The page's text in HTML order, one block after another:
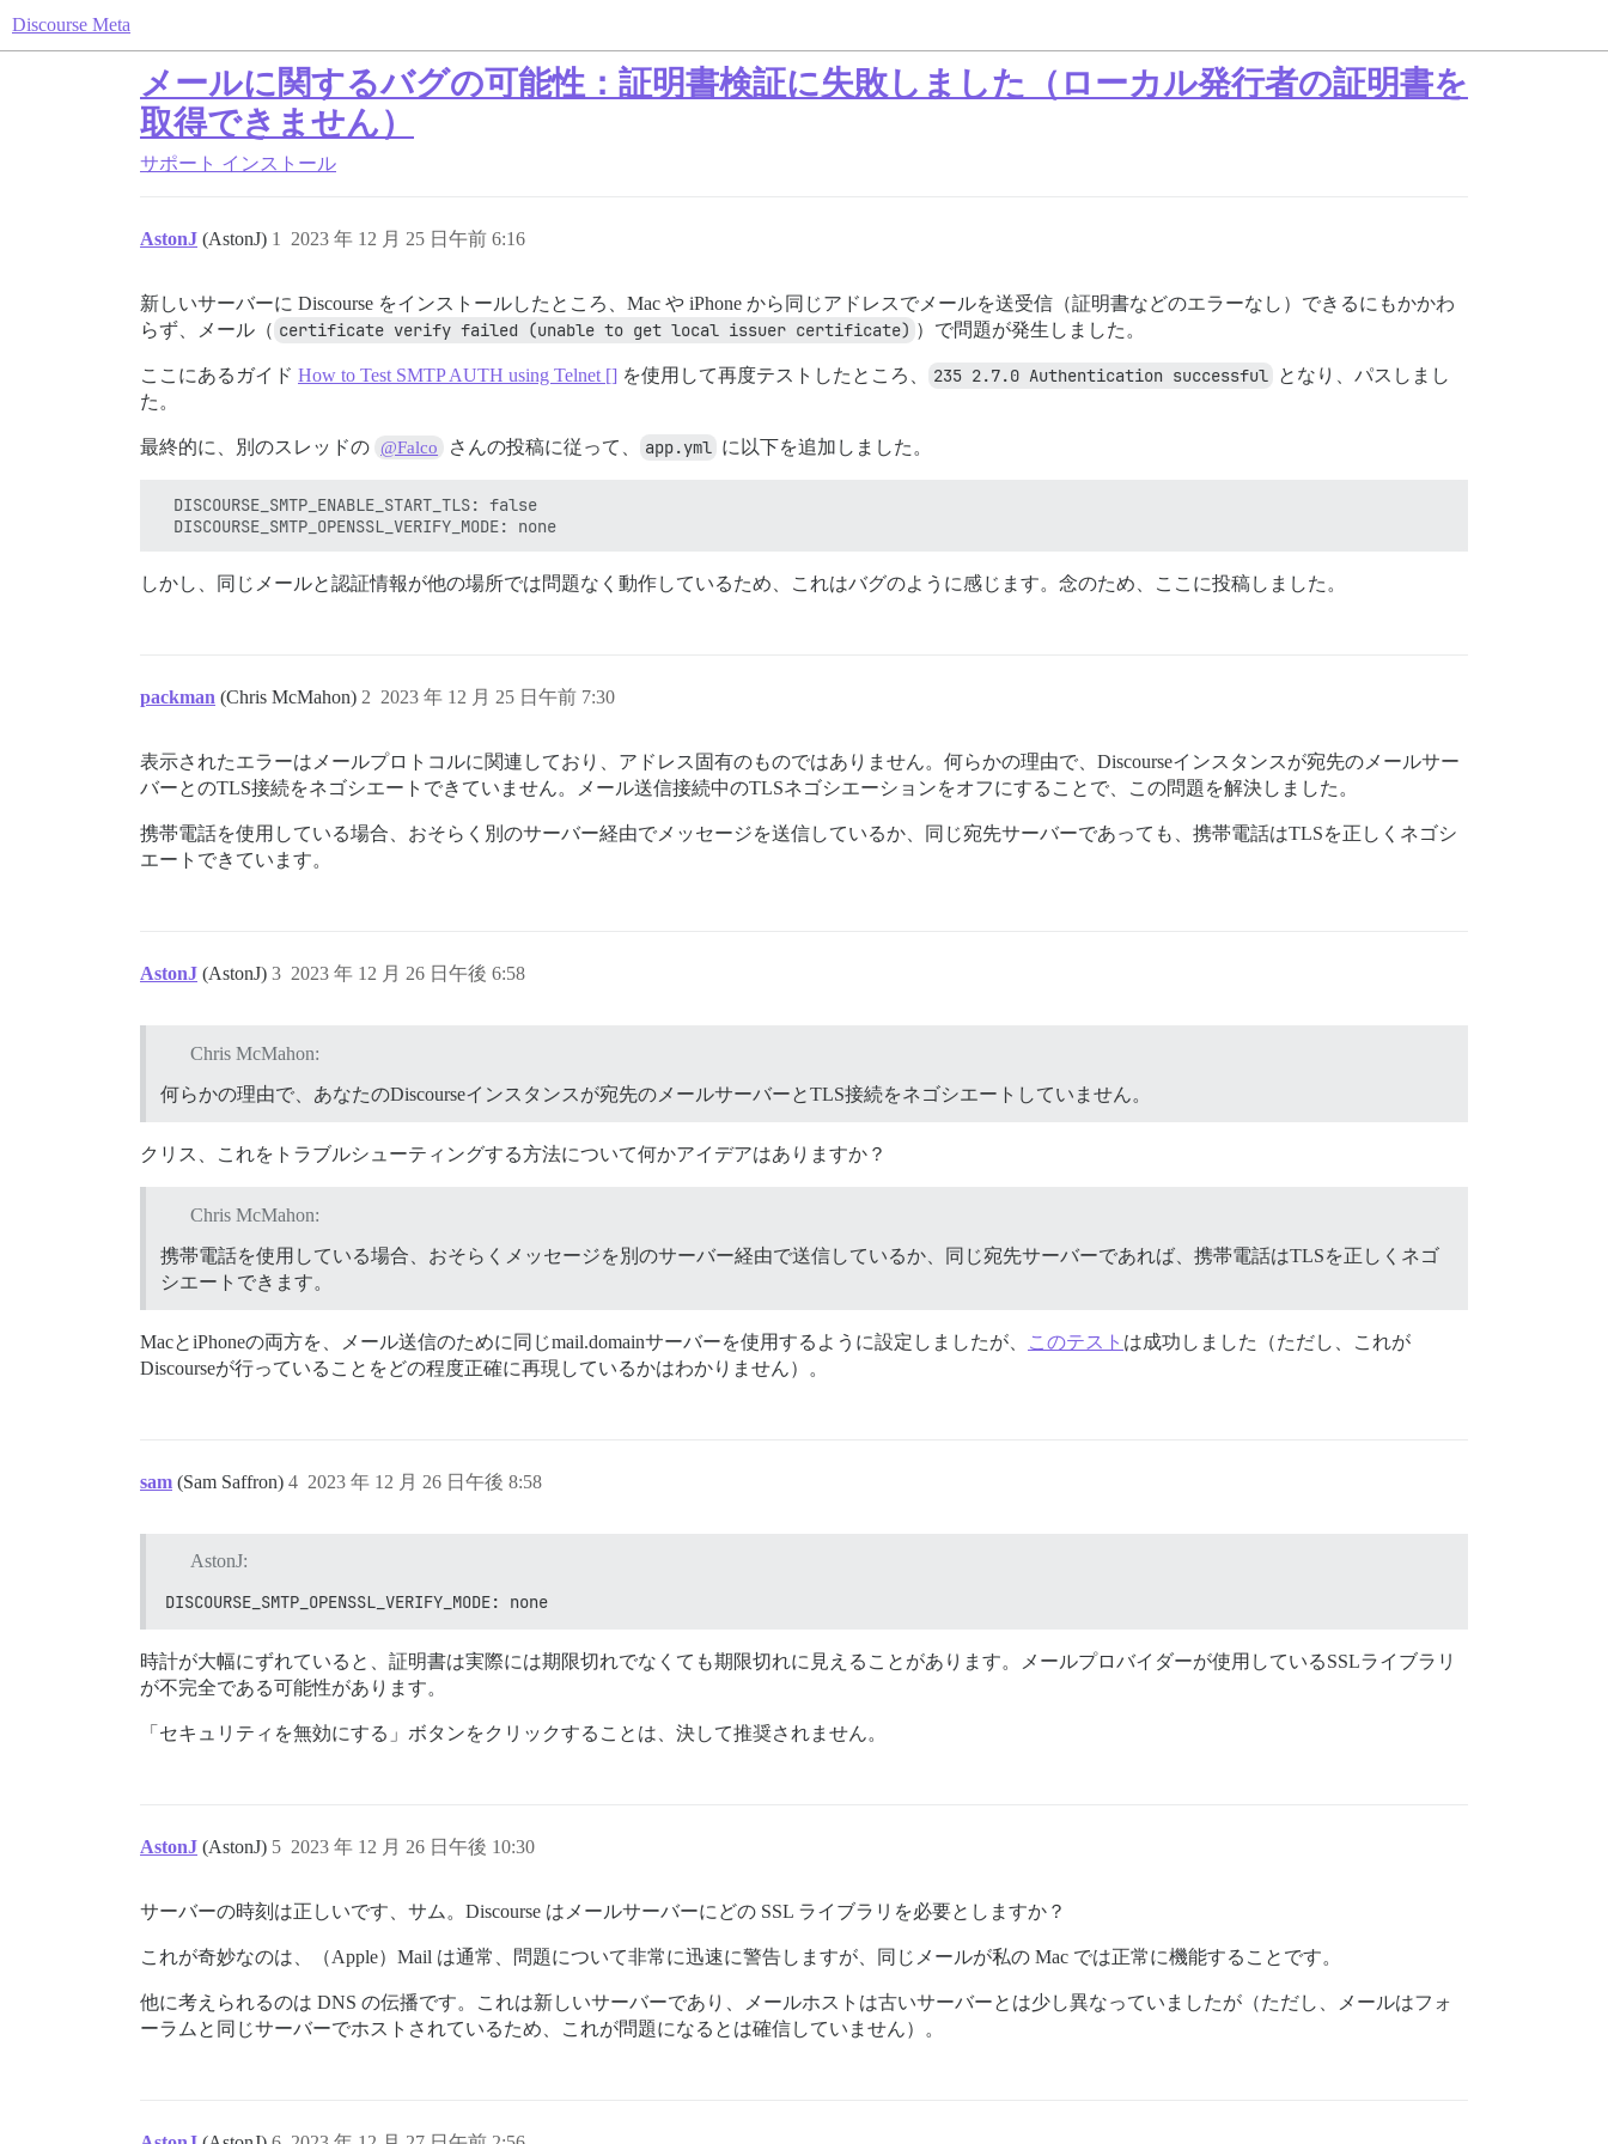
Discourse Meta
メールに関するバグの可能性：証明書検証に失敗しました（ローカル発行者の証明書を
取得できません）
サポート インストール
AstonJ (AstonJ) 2023 年 12 月 25 日午前 6:16
1
新しいサーバーに Discourse をインストールしたところ、Mac や iPhone から同じアドレスでメールを送受信（証明書などのエラーなし）できるにもかかわ
らず、メール（ certificate verify failed (unable to get local issuer certificate) ）で問題が発生しました。
ここにあるガイド How to Test SMTP AUTH using Telnet [] を使用して再度テストしたところ、 235 2.7.0 Authentication successful となり、パスしまし
た。
最終的に、別のスレッドの @Falco さんの投稿に従って、 app.yml に以下を追加しました。
  DISCOURSE_SMTP_ENABLE_START_TLS: false
しかし、同じメールと認証情報が他の場所では問題なく動作しているため、これはバグのように感じます。念のため、ここに投稿しました。
packman (Chris McMahon) 2023 年 12 月 25 日午前 7:30
2
表示されたエラーはメールプロトコルに関連しており、アドレス固有のものではありません。何らかの理由で、Discourseインスタンスが宛先のメールサー
バーとのTLS接続をネゴシエートできていません。メール送信接続中のTLSネゴシエーションをオフにすることで、この問題を解決しました。
携帯電話を使用している場合、おそらく別のサーバー経由でメッセージを送信しているか、同じ宛先サーバーであっても、携帯電話はTLSを正しくネゴシ
エートできています。
AstonJ (AstonJ) 2023 年 12 月 26 日午後 6:58
3
Chris McMahon:
何らかの理由で、あなたのDiscourseインスタンスが宛先のメールサーバーとTLS接続をネゴシエートしていません。
クリス、これをトラブルシューティングする方法について何かアイデアはありますか？
Chris McMahon:
携帯電話を使用している場合、おそらくメッセージを別のサーバー経由で送信しているか、同じ宛先サーバーであれば、携帯電話はTLSを正しくネゴ
シエートできます。
MacとiPhoneの両方を、メール送信のために同じmail.domainサーバーを使用するように設定しましたが、 このテスト は成功しました（ただし、これが
Discourseが行っていることをどの程度正確に再現しているかはわかりません）。
sam (Sam Saffron) 2023 年 12 月 26 日午後 8:58
4
AstonJ:
DISCOURSE_SMTP_OPENSSL_VERIFY_MODE: none
時計が大幅にずれていると、証明書は実際には期限切れでなくても期限切れに見えることがあります。メールプロバイダーが使用しているSSLライブラリ
が不完全である可能性があります。
「セキュリティを無効にする」ボタンをクリックすることは、決して推奨されません。
AstonJ (AstonJ) 2023 年 12 月 26 日午後 10:30
5
サーバーの時刻は正しいです、サム。Discourse はメールサーバーにどの SSL ライブラリを必要としますか？
これが奇妙なのは、（Apple）Mail は通常、問題について非常に迅速に警告しますが、同じメールが私の Mac では正常に機能することです。
他に考えられるのは DNS の伝播です。これは新しいサーバーであり、メールホストは古いサーバーとは少し異なっていましたが（ただし、メールはフォ
ーラムと同じサーバーでホストされているため、これが問題になるとは確信していません）。